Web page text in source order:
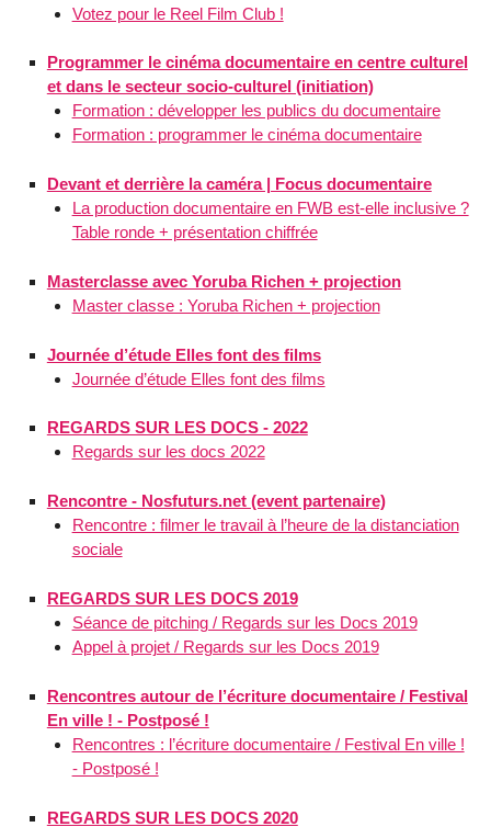
Votez pour le Reel Film Club !
Programmer le cinéma documentaire en centre culturel
et dans le secteur socio-culturel (initiation)
Formation : développer les publics du documentaire
Formation : programmer le cinéma documentaire
Devant et derrière la caméra | Focus documentaire
La production documentaire en FWB est-elle inclusive ?
Table ronde + présentation chiffrée
Masterclasse avec Yoruba Richen + projection
Master classe : Yoruba Richen + projection
Journée d’étude Elles font des films
Journée d’étude Elles font des films
REGARDS SUR LES DOCS - 2022
Regards sur les docs 2022
Rencontre - Nosfuturs.net (event partenaire)
Rencontre : filmer le travail à l’heure de la distanciation
sociale
REGARDS SUR LES DOCS 2019
Séance de pitching / Regards sur les Docs 2019
Appel à projet / Regards sur les Docs 2019
Rencontres autour de l’écriture documentaire / Festival
En ville ! - Postposé !
Rencontres : l’écriture documentaire / Festival En ville !
- Postposé !
REGARDS SUR LES DOCS 2020